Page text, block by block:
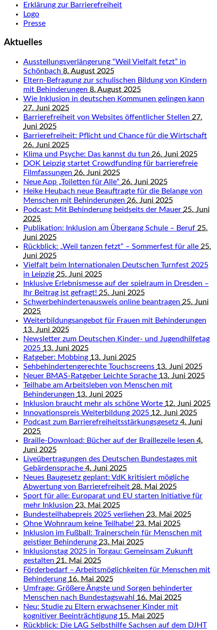
Erklärung zur Barrierefreiheit
Logo
Presse
Aktuelles
Ausstellungsverlängerung “Weil Vielfalt fetzt” in
Schönbach 8. August 2025
Eltern-Befragung zur schulischen Bildung von Kindern
mit Behinderungen 8. August 2025
Wie Inklusion in deutschen Kommunen gelingen kann
27. Juni 2025
Barrierefreiheit von Websites öffentlicher Stellen 27.
Juni 2025
Barrierefreiheit: Pflicht und Chance für die Wirtschaft
26. Juni 2025
Klima und Psyche: Das kannst du tun 26. Juni 2025
DOK Leipzig startet Crowdfunding für barrierefreie
Filmfassungen 26. Juni 2025
Neue App „Toiletten für Alle“ 26. Juni 2025
Heike Heubach neue Beauftragte für die Belange von
Menschen mit Behinderungen 26. Juni 2025
Podcast: Mit Behinderung beidseits der Mauer 25. Juni
2025
Publikation: Inklusion am Übergang Schule – Beruf 25.
Juni 2025
Rückblick: „Weil tanzen fetzt“ – Sommerfest für alle 25.
Juni 2025
Vielfalt beim Internationalen Deutschen Turnfest 2025
in Leipzig 25. Juni 2025
Inklusive Erlebnismesse auf der spielraum in Dresden –
Ihr Beitrag ist gefragt! 25. Juni 2025
Schwerbehindertenausweis online beantragen 25. Juni
2025
Weiterbildungsangebot für Frauen mit Behinderungen
13. Juni 2025
Newsletter zum Deutschen Kinder- und Jugendhilfetag
2025 13. Juni 2025
Ratgeber: Mobbing 13. Juni 2025
Sehbehindertengerechte Touchscreens 13. Juni 2025
Neuer BMAS-Ratgeber Leichte Sprache 13. Juni 2025
Teilhabe am Arbeitsleben von Menschen mit
Behinderungen 13. Juni 2025
Inklusion braucht mehr als schöne Worte 12. Juni 2025
Innovationspreis Weiterbildung 2025 12. Juni 2025
Podcast zum Barrierefreiheitsstärkungsgesetz 4. Juni
2025
Braille-Download: Bücher auf der Braillezeile lesen 4.
Juni 2025
Liveübertragungen des Deutschen Bundestages mit
Gebärdensprache 4. Juni 2025
Neues Baugesetz geplant: VdK kritisiert mögliche
Abwertung von Barrierefreiheit 28. Mai 2025
Sport für alle: Europarat und EU starten Initiative für
mehr Inklusion 23. Mai 2025
Bundesteilhabepreis 2025 verliehen 23. Mai 2025
Ohne Wohnraum keine Teilhabe! 23. Mai 2025
Inklusion im Fußball: Trainerschein für Menschen mit
geistiger Behinderung 23. Mai 2025
Inklusionstag 2025 in Torgau: Gemeinsam Zukunft
gestalten 21. Mai 2025
Förderbedarf – Arbeitsmöglichkeiten für Menschen mit
Behinderung 16. Mai 2025
Umfrage: Größere Ängste und Sorgen behinderter
Menschen nach Bundestagswahl 16. Mai 2025
Neu: Studie zu Eltern erwachsener Kinder mit
kognitiver Beeinträchtigung 15. Mai 2025
Rückblick: Die LAG Selbsthilfe Sachsen auf dem DJHT